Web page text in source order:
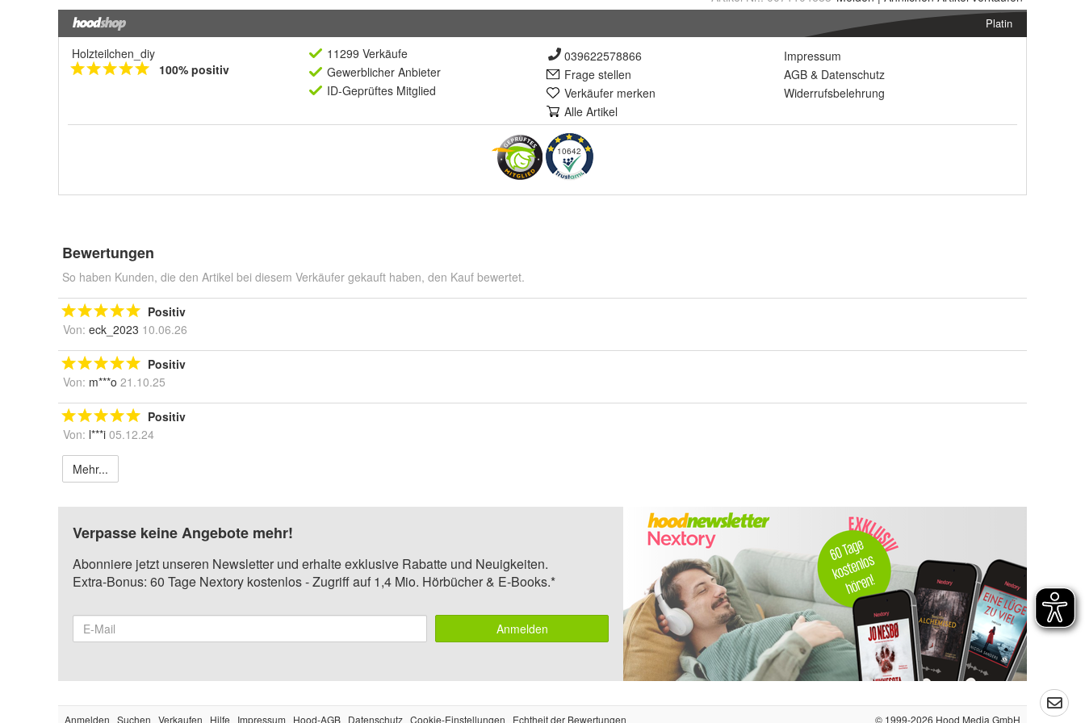
Platin
Holzteilchen_diy
100% positiv
11299 Verkäufe
Gewerblicher Anbieter
ID-Geprüftes Mitglied
039622578866
Frage stellen
Verkäufer merken
Alle Artikel
Impressum
AGB & Datenschutz
Widerrufsbelehrung
10642
Bewertungen
So haben Kunden, die den Artikel bei diesem Verkäufer gekauft haben, den Kauf bewertet.
Positiv
Von: eck_2023 10.06.26
Positiv
Von: m***o 21.10.25
Positiv
Von: l***i 05.12.24
Mehr...
Verpasse keine Angebote mehr!
Abonniere jetzt unseren Newsletter und erhalte exklusive Rabatte und Neuigkeiten.
Extra-Bonus: 60 Tage Nextory kostenlos - Zugriff auf 1,4 Mio. Hörbücher & E-Books.*
Anmelden
Anmelden Suchen Verkaufen Hilfe Impressum Hood-AGB Datenschutz Cookie-Einstellungen Echtheit der Bewertungen © 1999-2026 Hood Media GmbH